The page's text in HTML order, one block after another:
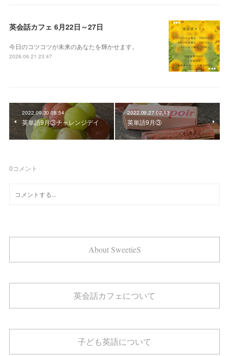
英会話カフェ 6月22日～27日
今日のコツコツが未来のあなたを輝かせます。
2026.06.21 23:47
2022.09.30 08:54
英単語9月③チャレンジデイ
2022.09.27 02:13
英単語9月③
0コメント
About SweetieS
英会話カフェについて
子ども英語について